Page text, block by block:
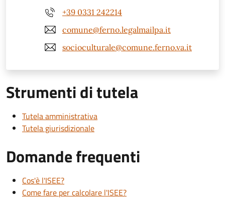
+39 0331 242214
comune@ferno.legalmailpa.it
socioculturale@comune.ferno.va.it
Strumenti di tutela
Tutela amministrativa
Tutela giurisdizionale
Domande frequenti
Cos'è l'ISEE?
Come fare per calcolare l'ISEE?